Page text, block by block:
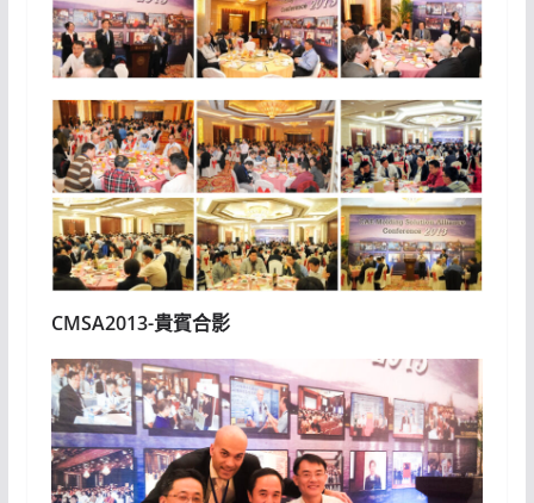
CMSA2013-貴賓合影